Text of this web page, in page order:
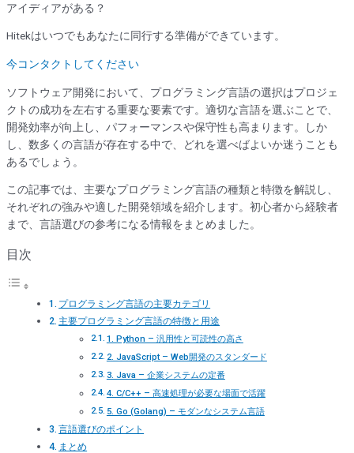
アイディアがある？
Hitekはいつでもあなたに同行する準備ができています。
今コンタクトしてください
ソフトウェア開発において、プログラミング言語の選択はプロジェ
クトの成功を左右する重要な要素です。適切な言語を選ぶことで、
開発効率が向上し、パフォーマンスや保守性も高まります。しか
し、数多くの言語が存在する中で、どれを選べばよいか迷うことも
あるでしょう。
この記事では、主要なプログラミング言語の種類と特徴を解説し、
それぞれの強みや適した開発領域を紹介します。初心者から経験者
まで、言語選びの参考になる情報をまとめました。
目次
プログラミング言語の主要カテゴリ
主要プログラミング言語の特徴と用途
1. Python – 汎用性と可読性の高さ
2. JavaScript – Web開発のスタンダード
3. Java – 企業システムの定番
4. C/C++ – 高速処理が必要な場面で活躍
5. Go (Golang) – モダンなシステム言語
言語選びのポイント
まとめ